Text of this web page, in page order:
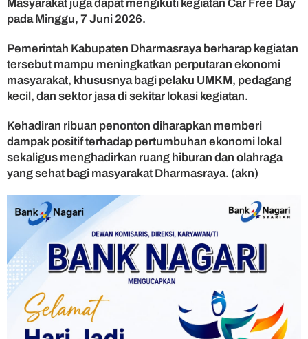
Masyarakat juga dapat mengikuti kegiatan Car Free Day
pada Minggu, 7 Juni 2026.
Pemerintah Kabupaten Dharmasraya berharap kegiatan
tersebut mampu meningkatkan perputaran ekonomi
masyarakat, khususnya bagi pelaku UMKM, pedagang
kecil, dan sektor jasa di sekitar lokasi kegiatan.
Kehadiran ribuan penonton diharapkan memberi
dampak positif terhadap pertumbuhan ekonomi lokal
sekaligus menghadirkan ruang hiburan dan olahraga
yang sehat bagi masyarakat Dharmasraya. (akn)